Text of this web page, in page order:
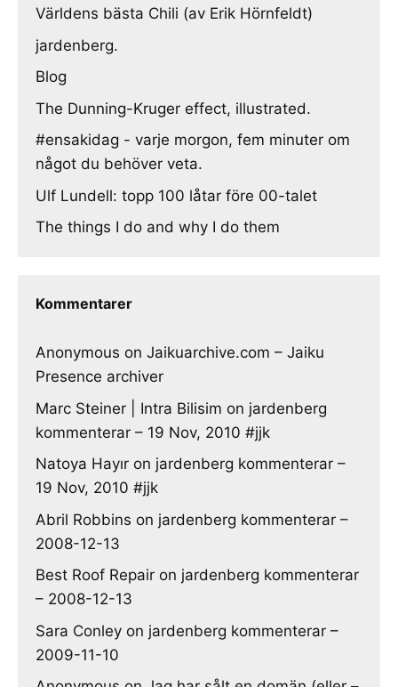
Världens bästa Chili (av Erik Hörnfeldt)
jardenberg.
Blog
The Dunning-Kruger effect, illustrated.
#ensakidag - varje morgon, fem minuter om
något du behöver veta.
Ulf Lundell: topp 100 låtar före 00-talet
The things I do and why I do them
Kommentarer
Anonymous on Jaikuarchive.com – Jaiku
Presence archiver
Marc Steiner | Intra Bilisim on jardenberg
kommenterar – 19 Nov, 2010 #jjk
Natoya Hayır on jardenberg kommenterar –
19 Nov, 2010 #jjk
Abril Robbins on jardenberg kommenterar –
2008-12-13
Best Roof Repair on jardenberg kommenterar
– 2008-12-13
Sara Conley on jardenberg kommenterar –
2009-11-10